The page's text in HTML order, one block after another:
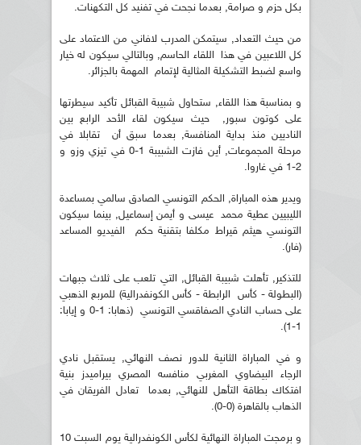
بكل حزم و صرامة, بعدما نجحت في تفنيد كل التكهنات.
من حيث التعداد, سيتمكن المدرب لافاني من الاعتماد على
كل اللاعبين في هذا اللقاء الحاسم, وبالتالي سيكون له خيار
واسع لضبط التشكيلة المثالية لإتمام المهمة بالجزائر.
و بمناسبة هذا اللقاء, ستحاول شبيبة القبائل تأكيد سيطرتها
على كوتون سبور, حيث سيكون لقاء الأحد الرابع بين
الناديين منذ بداية المنافسة, بعدما سبق أن تقابلا في
مرحلة المجموعات, أين فازت الشبيبة 1-0 في تيزي وزو و
2-1 في غاروا.
ويدير هذه المباراة, الحكم التونسي الصادق سالمي بمساعدة
الليبيين عطية محمد عيسى و أيمن إسماعيل, بينما سيكون
التونسي هيثم قيراط مكلفا بتقنية حكم الفيديو المساعد
(فار).
للتذكير, تأهلت شبيبة القبائل, التي تلعب على ثلاث جبهات
(البطولة - كأس الرابطة - كأس الكونفدرالية) للمربع الذهبي
على حساب النادي الصفاقسي التونسي (ذهابا: 1-0 و إيابا:
1-1).
و في المباراة الثانية للدور نصف النهائي, يستقبل نادي
الرجاء البيضاوي المغربي منافسه المصري بيراميدز بنية
افتكاك بطاقة التأهل للنهائي, بعدما تعادل الفريقان في
الذهاب بالقاهرة (0-0).
و برمجت المباراة النهائية لكأس الكونفدرالية يوم السبت 10